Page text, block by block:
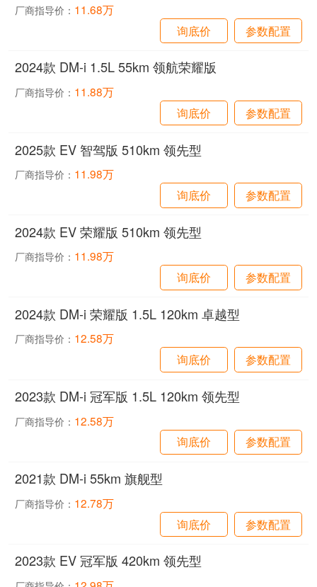
厂商指导价： 11.68万
询底价
参数配置
2024款 DM-i 1.5L 55km 领航荣耀版
厂商指导价： 11.88万
询底价
参数配置
2025款 EV 智驾版 510km 领先型
厂商指导价： 11.98万
询底价
参数配置
2024款 EV 荣耀版 510km 领先型
厂商指导价： 11.98万
询底价
参数配置
2024款 DM-i 荣耀版 1.5L 120km 卓越型
厂商指导价： 12.58万
询底价
参数配置
2023款 DM-i 冠军版 1.5L 120km 领先型
厂商指导价： 12.58万
询底价
参数配置
2021款 DM-i 55km 旗舰型
厂商指导价： 12.78万
询底价
参数配置
2023款 EV 冠军版 420km 领先型